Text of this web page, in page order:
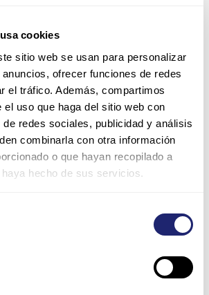
cookies
sitio web se usan para personalizar
ofrecer funciones de redes
el tráfico. Además, compartimos
el uso que haga del sitio web con
redes sociales, publicidad y análisis
combinarla con otra información
o que hayan recopilado a
hecho de sus servicios.